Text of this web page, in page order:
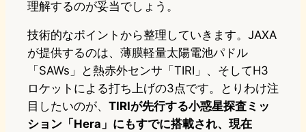
理解するのが妥当でしょう。
技術的なポイントから整理していきます。JAXA
が提供するのは、薄膜軽量太陽電池パドル
「SAWs」と熱赤外センサ「TIRI」、そしてH3
ロケットによる打ち上げの3点です。とりわけ注
目したいのが、 TIRIが先行する小惑星探査ミッ
ション「Hera」にもすでに搭載され、現在